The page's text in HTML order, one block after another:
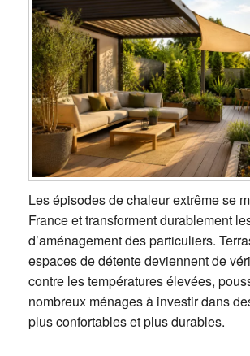
Les épisodes de chaleur extrême se
France et transforment durablement
d’aménagement des particuliers.
espaces de détente deviennent de
contre les températures élevées,
nombreux ménages à investir dans
plus confortables et plus durables.